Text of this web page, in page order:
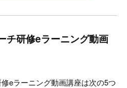
チ研修eラーニング動画
eラーニング動画講座は次の5つ